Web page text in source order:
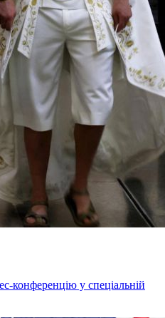
конференцію у спеціальній